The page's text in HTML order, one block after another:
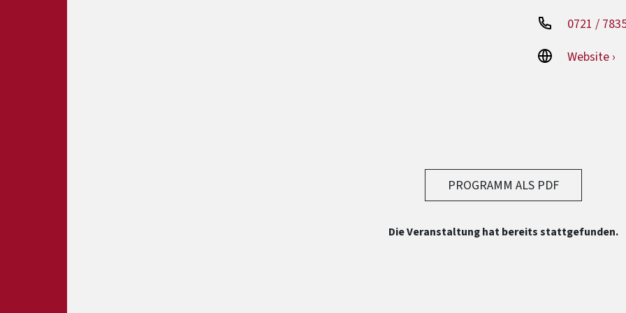
0721 /
Website ›
PROGRAMM ALS PDF
Die Veranstaltung hat bereits stattgefunden.